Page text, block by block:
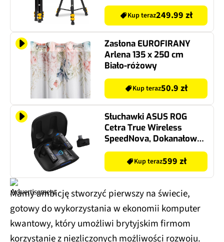
Kup teraz249.99 zł
Zasłona EUROFIRANY
Arlena 135 x 250 cm
Biało-różowy
Kup teraz50.9 zł
Słuchawki ASUS ROG
Cetra True Wireless
SpeedNova, Dokanałowe,
ANC Czarny
Kup teraz599 zł
Mamy ambicję stworzyć pierwszy na świecie,
gotowy do wykorzystania w ekonomii komputer
kwantowy, który umożliwi brytyjskim firmom
korzystanie z niezliczonych możliwości rozwoju.